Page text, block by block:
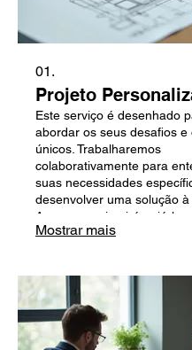
01.
Projeto
Este serviço é desenhado
abordar os seus desafios e
únicos. Trabalharemos
colaborativamente para
suas necessidades
desenvolver uma solução à
A nossa equipa irá guiá-lo
passo, garantindo que o
Mostrar mais